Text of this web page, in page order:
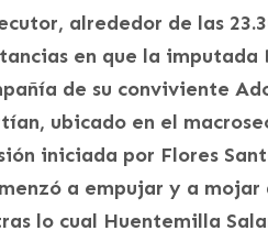
alrededor de las
en que la
de su conviviente
ubicado en el
iniciada por Flores
a empujar y a
lo cual Huentemilla